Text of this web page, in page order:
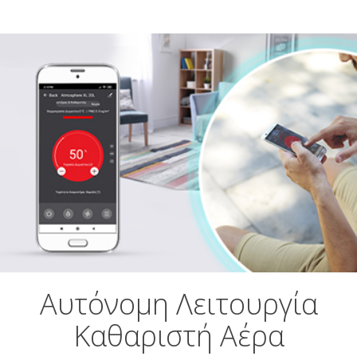
Αυτόνομη Λειτουργία
Καθαριστή Αέρα